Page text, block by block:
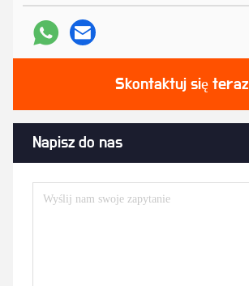
Skontaktuj się teraz
Napisz do nas